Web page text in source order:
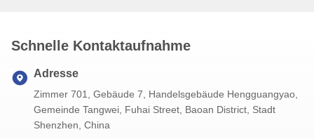
Schnelle Kontaktaufnahme
Adresse
Zimmer 701, Gebäude 7, Handelsgebäude Hengguangyao,
Gemeinde Tangwei, Fuhai Street, Baoan District, Stadt
Shenzhen, China